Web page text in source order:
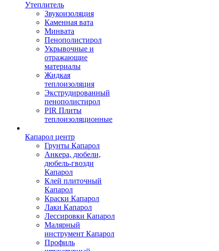
Утеплитель
Звукоизоляция
Каменная вата
Минвата
Пенополистирол
Укрывочные и
отражающие
материалы
Жидкая
теплоизоляция
Экструдированный
пенополистирол
PIR Плиты
теплоизоляционные
Капарол центр
Грунты Капарол
Анкера, дюбели,
дюбель-гвозди
Капарол
Клей плиточный
Капарол
Краски Капарол
Лаки Капарол
Лессировки Капарол
Малярный
инструмент Капарол
Профиль